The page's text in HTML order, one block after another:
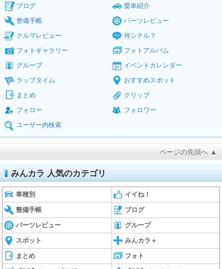
ブログ
愛車紹介
整備手帳
パーツレビュー
クルマレビュー
何シテル？
フォトギャラリー
フォトアルバム
グループ
イベントカレンダー
ラップタイム
おすすめスポット
まとめ
クリップ
フォロー
フォロワー
ユーザー内検索
ページの先頭へ ▲
みんカラ 人気のカテゴリ
車種別 イイね！
整備手帳 ブログ
パーツレビュー グループ
スポット みんカラ＋
まとめ フォト